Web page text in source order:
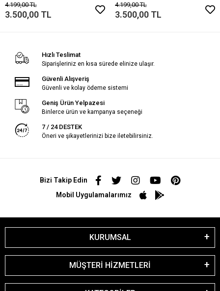
4.199,00 TL
3.500,00 TL
4.199,00 TL
3.500,00 TL
Hızlı Teslimat
Siparişleriniz en kısa sürede elinize ulaşır.
Güvenli Alışveriş
Güvenli ve kolay ödeme sistemi
Geniş Ürün Yelpazesi
Binlerce ürün ve kampanya seçeneği
7 / 24 DESTEK
Öneri ve şikayetlerinizi bize iletebilirsiniz.
Bizi Takip Edin
Mobil Uygulamalarımız
KURUMSAL
MÜŞTERİ HİZMETLERİ